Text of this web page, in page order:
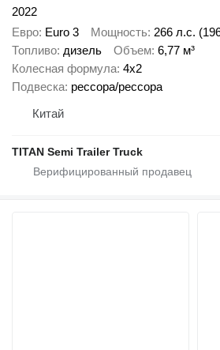
2022
Евро Euro 3 Мощность 266 л.с.
Топливо дизель Объем 6,77 м³
Колесная формула 4x2
Подвеска рессора/рессора
Китай
TITAN Semi Trailer Truck